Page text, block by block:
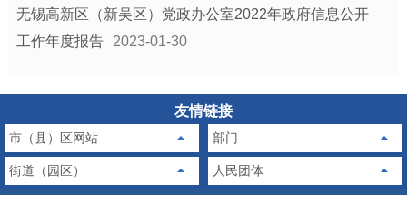
无锡高新区（新吴区）党政办公室2022年政府信息公开
工作年度报告
2023-01-30
友情链接
市（县）区网站 部门
街道（园区） 人民团体